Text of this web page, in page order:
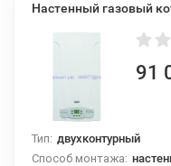
Настенный газовый
91
Тип: двухконтурный
Способ монтажа: